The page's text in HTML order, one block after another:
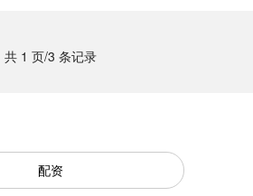
共 1 页/3 条记录
配资